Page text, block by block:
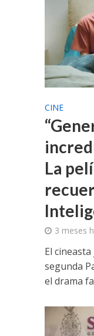
CINE
La
3 meses
El
segunda
el drama